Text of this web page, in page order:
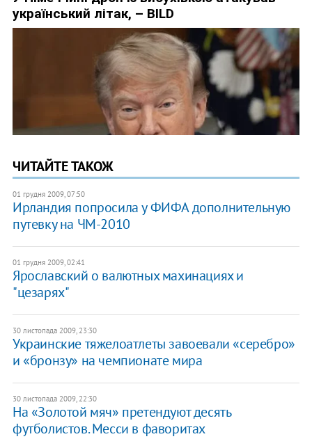
ЧИТАЙТЕ ТАКОЖ
01 грудня 2009, 07:50
Ирландия попросила у ФИФА дополнительную
путевку на ЧМ-2010
01 грудня 2009, 02:41
Ярославский о валютных махинациях и
"цезарях"
30 листопада 2009, 23:30
Украинские тяжелоатлеты завоевали «серебро»
и «бронзу» на чемпионате мира
30 листопада 2009, 22:30
На «Золотой мяч» претендуют десять
футболистов. Месси в фаворитах